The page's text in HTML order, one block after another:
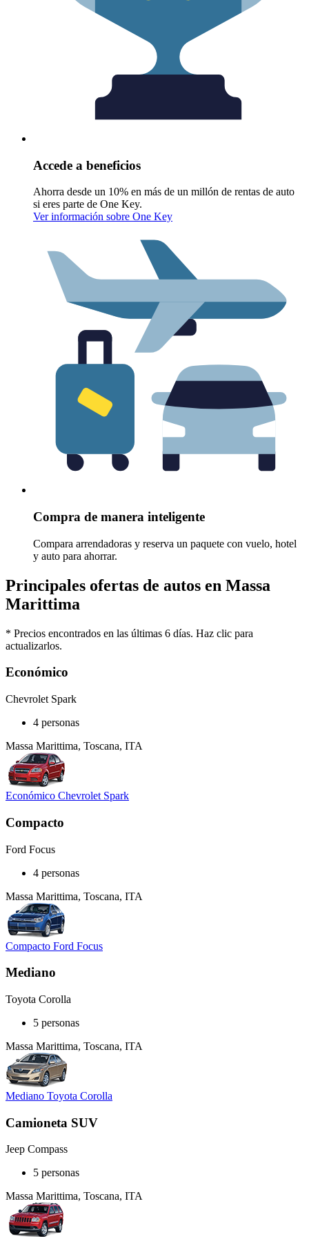
Accede a beneficios
Ahorra desde un 10% en más de un millón de rentas de auto
si eres parte de One Key.
Ver información sobre One Key
Compra de manera inteligente
Compara arrendadoras y reserva un paquete con vuelo, hotel
y auto para ahorrar.
Principales ofertas de autos en Massa
Marittima
* Precios encontrados en las últimas 6 días. Haz clic para
actualizarlos.
Económico
Chevrolet Spark
4 personas
Massa Marittima, Toscana, ITA
Económico Chevrolet Spark
Compacto
Ford Focus
4 personas
Massa Marittima, Toscana, ITA
Compacto Ford Focus
Mediano
Toyota Corolla
5 personas
Massa Marittima, Toscana, ITA
Mediano Toyota Corolla
Camioneta SUV
Jeep Compass
5 personas
Massa Marittima, Toscana, ITA